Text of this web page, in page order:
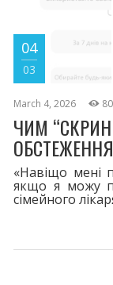
04
03
March 4, 2026
ЧИМ
«Навіщо мені
якщо я можу
сімейного